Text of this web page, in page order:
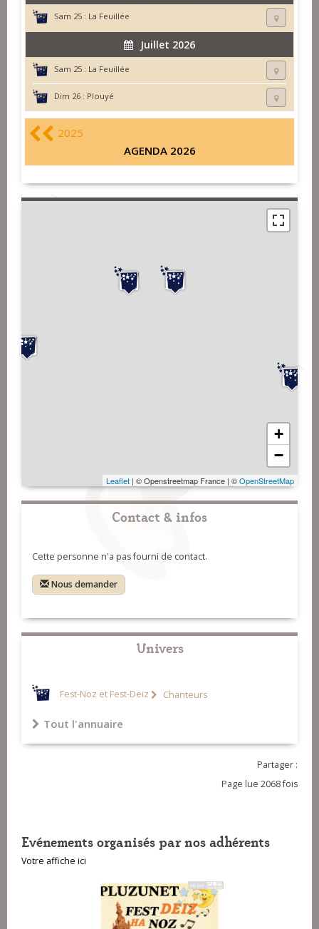
Sam 25 : La Feuillée
Juillet 2026
Sam 25 : La Feuillée
Dim 26 : Plouyé
2025
AGENDA 2026
+
−
Leaflet | © Openstreetmap France | ©OpenStreetMap
Contact & infos
Cette personne n'a pas fourni de contact.
Nous demander
Univers
Fest-Noz et Fest-Deiz Chanteurs
Tout l'annuaire
Partager :
Page lue 2068 fois
Evénements organisés par nos adhérents
Votre affiche ici